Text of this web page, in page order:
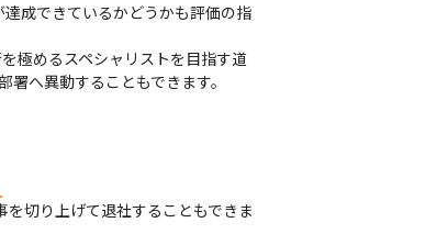
成できているかどうかも評価の指
極めるスペシャリストを目指す道
へ異動することもできます。
切り上げて退社することもできま